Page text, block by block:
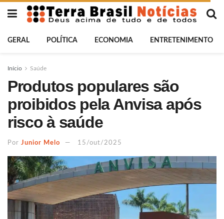
GERAL POLÍTICA ECONOMIA ENTRETENIMENTO
Início Saúde
Produtos populares são
proibidos pela Anvisa após
risco à saúde
Por Junior Melo 15/out/2025